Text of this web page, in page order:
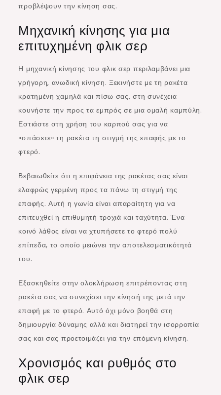
προβλέψουν την κίνηση σας.
Μηχανική κίνησης για μια
επιτυχημένη φλικ σερ
Η μηχανική κίνησης του φλικ σερ περιλαμβάνει μια
γρήγορη, ανωδική κίνηση. Ξεκινήστε με τη ρακέτα
κρατημένη χαμηλά και πίσω σας, στη συνέχεια
κουνήστε την προς τα εμπρός σε μια ομαλή καμπύλη.
Εστιάστε στη χρήση του καρπού σας για να
«σπάσετε» τη ρακέτα τη στιγμή της επαφής με το
φτερό.
Βεβαιωθείτε ότι η επιφάνεια της ρακέτας σας είναι
ελαφρώς γερμένη προς τα πάνω τη στιγμή της
επαφής. Αυτή η γωνία είναι απαραίτητη για να
επιτευχθεί η επιθυμητή τροχιά και ταχύτητα. Ένα
κοινό λάθος είναι να χτυπήσετε το φτερό πολύ
επίπεδα, το οποίο μειώνει την αποτελεσματικότητά
του.
Εξασκηθείτε στην ολοκλήρωση επιτρέποντας στη
ρακέτα σας να συνεχίσει την κίνησή της μετά την
επαφή με το φτερό. Αυτό όχι μόνο βοηθά στη
δημιουργία δύναμης αλλά και διατηρεί την ισορροπία
σας και σας προετοιμάζει για την επόμενη κίνηση.
Χρονισμός και ρυθμός στο
φλικ σερ